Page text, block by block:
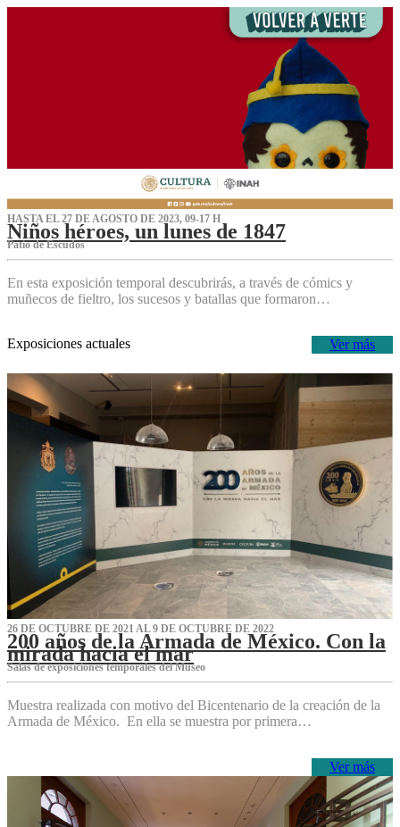
HASTA EL 27 DE AGOSTO DE 2023, 09-17 H
Niños héroes, un lunes de 1847
Patio de Escudos
En esta exposición temporal descubrirás, a través de cómics y
muñecos de fieltro, los sucesos y batallas que formaron…
Ver más
Exposiciones actuales
26 DE OCTUBRE DE 2021 AL 9 DE OCTUBRE DE 2022
200 años de la Armada de México. Con la
mirada hacia el mar
Salas de exposiciones temporales del Museo‌
Muestra realizada con motivo del Bicentenario de la creación de la
Armada de México. En ella se muestra por primera…
Ver más